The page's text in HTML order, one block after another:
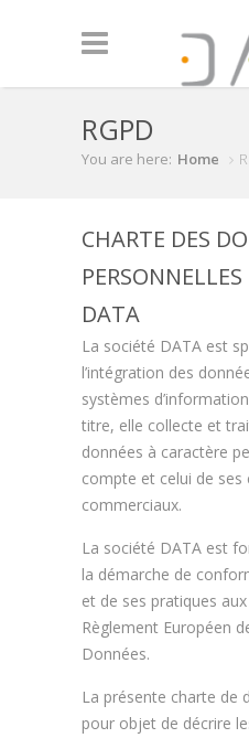
RGPD
You are here: Home
CHARTE DES
DATA
La société DATA est
l’intégration des
systèmes
titre, elle collecte et
données à caractère
compte et celui de ses
commerciaux.
La société DATA est
la démarche de
et de ses pratiques
Règlement Européen
Données.
La présente charte de
pour objet de décrire